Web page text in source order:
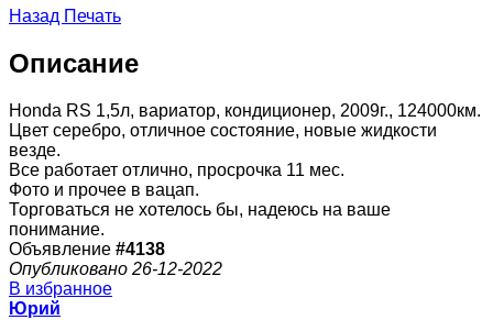
Назад Печать
Описание
Honda RS 1,5л, вариатор, кондиционер, 2009г., 124000км.
Цвет серебро, отличное состояние, новые жидкости
везде.
Все работает отлично, просрочка 11 мес.
Фото и прочее в вацап.
Торговаться не хотелось бы, надеюсь на ваше
понимание.
Объявление #4138
Опубликовано 26-12-2022
В избранное
Юрий